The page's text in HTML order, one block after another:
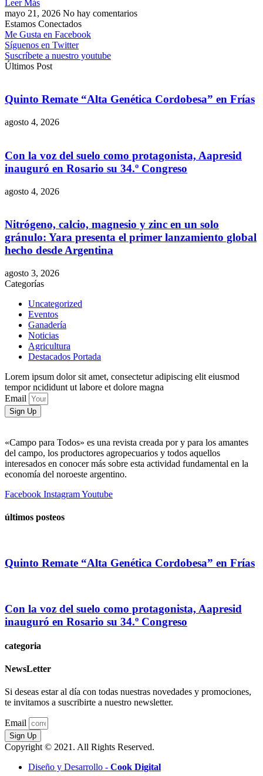
Leer Más
mayo 21, 2026 No hay comentarios
Estamos Conectados
Me Gusta en Facebook
Síguenos en Twitter
Suscríbete a nuestro youtube
Últimos Post
Quinto Remate “Alta Genética Cordobesa” en Frías
agosto 4, 2026
Con la voz del suelo como protagonista, Aapresid
inauguró en Rosario su 34.º Congreso
agosto 4, 2026
Nitrógeno, calcio, magnesio y zinc en un solo
gránulo: Yara presenta el primer lanzamiento global
hecho desde Argentina
agosto 3, 2026
Categorías
Uncategorized
Eventos
Ganadería
Noticias
Agricultura
Destacados Portada
Lorem ipsum dolor sit amet, consectetur adipiscing elit eiusmod
tempor ncididunt ut labore et dolore magna
Email
Sign Up
«Campo para Todos» es una revista creada por y para los amantes
del campo, los productores agropecuarios y todos aquellos
interesados en conocer más sobre esta actividad fundamental en la
economía del noroeste argentino.
Facebook InstagramYoutube
últimos posteos
Quinto Remate “Alta Genética Cordobesa” en Frías
Con la voz del suelo como protagonista, Aapresid
inauguró en Rosario su 34.º Congreso
categoria
NewsLetter
Si deseas estar al día con todas nuestras novedades y promociones,
te invitamos a suscribirte a nuestro newsletter.
Email
Sign Up
Copyright © 2021. All Rights Reserved.
Diseño y Desarrollo - Cook Digital